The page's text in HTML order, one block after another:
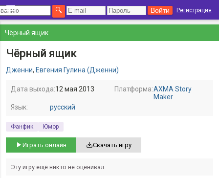
Регистрация
Чёрный ящик
Чёрный ящик
Дженни, Евгения Гулина (Дженни)
Дата выхода:12 мая 2013 Платформа:AXMA Story
Maker
Язык:
русский
Фанфик Юмор
Играть онлайн Скачать игру
Эту игру ещё никто не оценивал.